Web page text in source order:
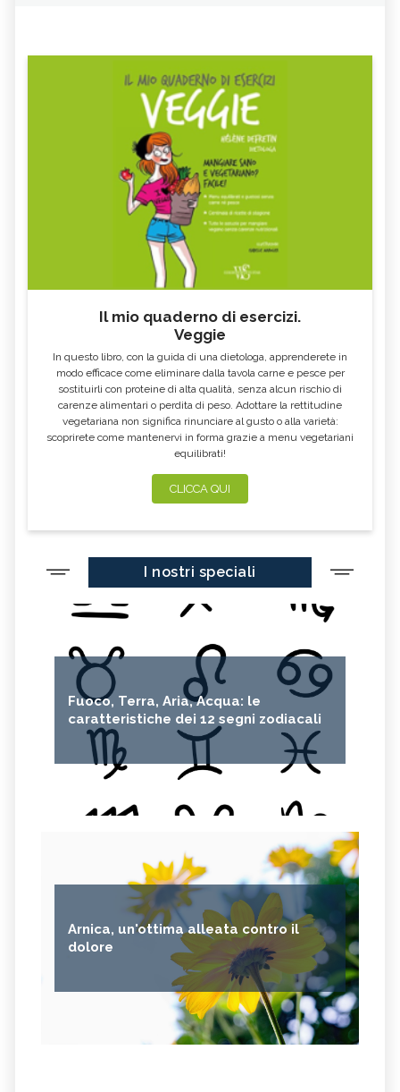
Il mio quaderno di esercizi.
Veggie
In questo libro, con la guida di una dietologa, apprenderete in
modo efficace come eliminare dalla tavola carne e pesce per
sostituirli con proteine di alta qualità, senza alcun rischio di
carenze alimentari o perdita di peso. Adottare la rettitudine
vegetariana non significa rinunciare al gusto o alla varietà:
scoprirete come mantenervi in forma grazie a menu vegetariani
equilibrati!
CLICCA QUI
I nostri speciali
Fuoco, Terra, Aria, Acqua: le
caratteristiche dei 12 segni zodiacali
Arnica, un'ottima alleata contro il
dolore